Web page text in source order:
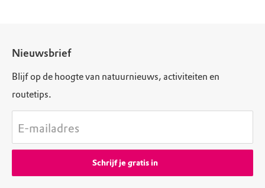
Nieuwsbrief
Blijf op de hoogte van natuurnieuws, activiteiten en
routetips.
E-mailadres
Schrijf je gratis in